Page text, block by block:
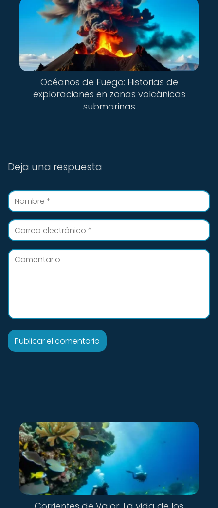
Océanos de Fuego: Historias de
exploraciones en zonas volcánicas
submarinas
Deja una respuesta